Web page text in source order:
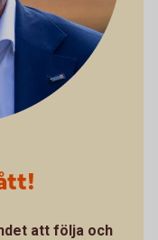
att följa och